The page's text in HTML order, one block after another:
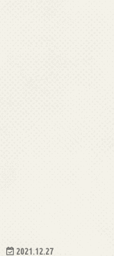
2021.12.27